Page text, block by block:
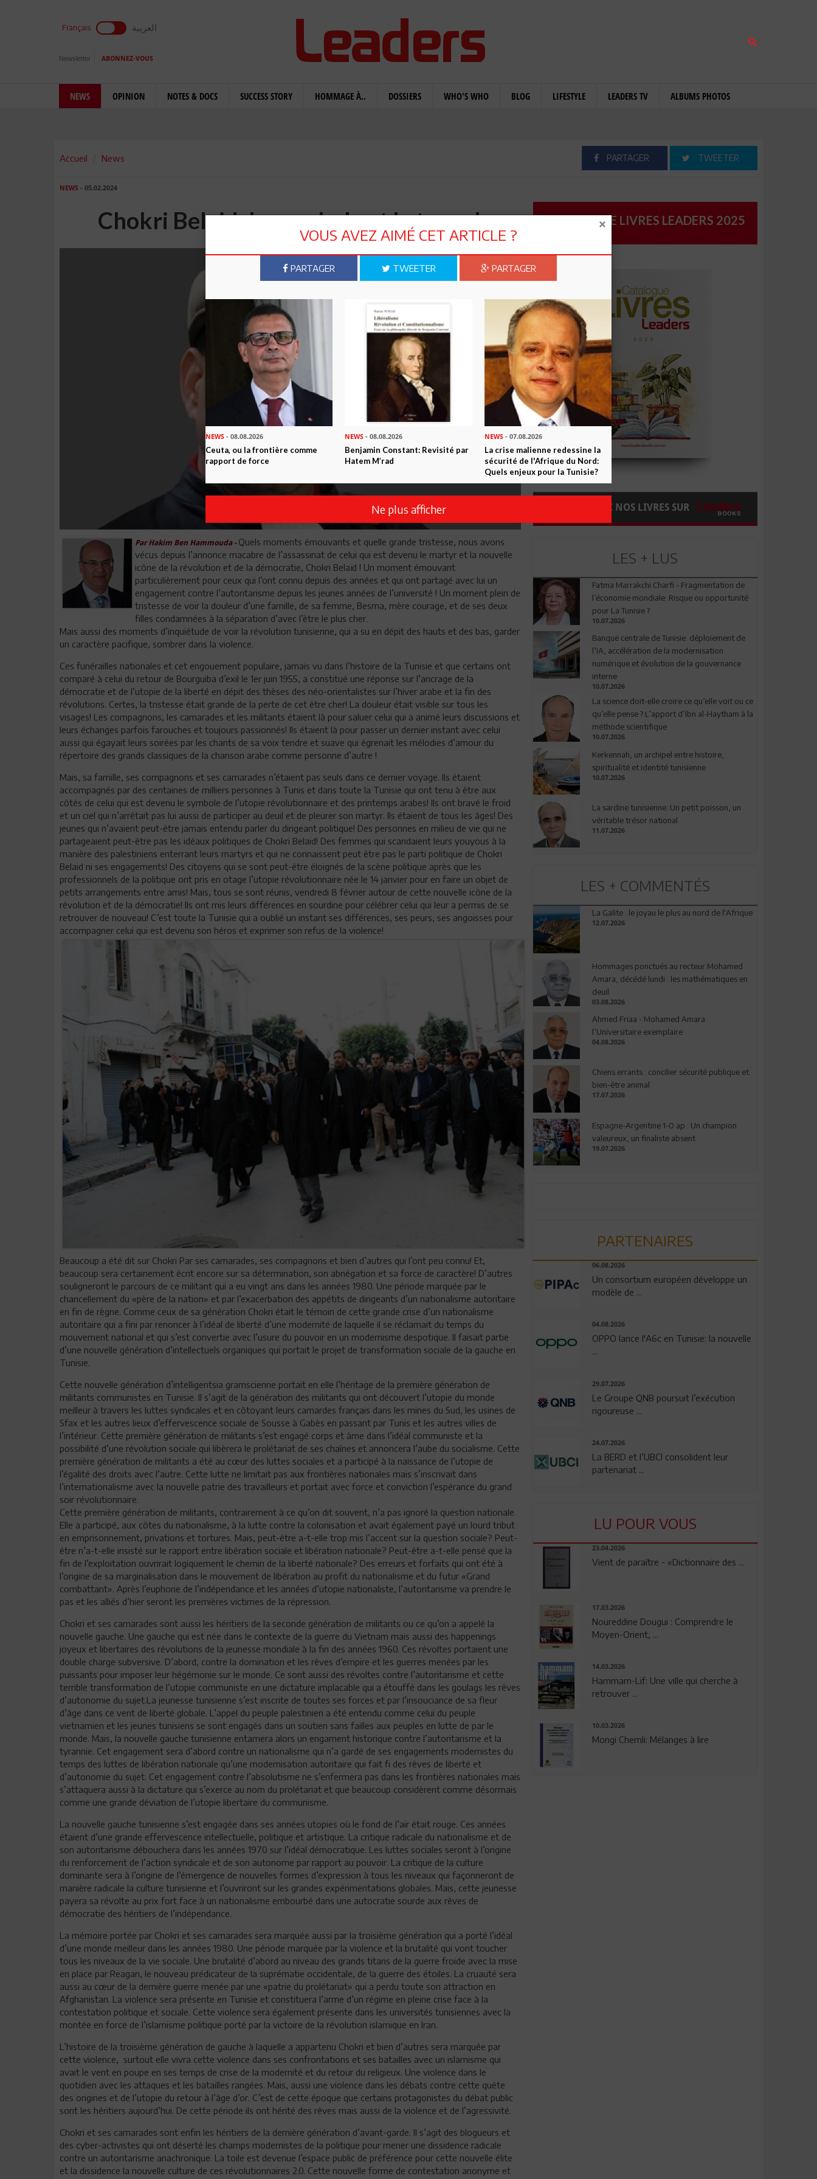
Français العربية
Newsletter ABONNEZ-VOUS
NEWS OPINION NOTES & DOCS SUCCESS STORY HOMMAGE À.. DOSSIERS WHO'S WHO BLOG LIFESTYLE LEADERS TV ALBUMS PHOTOS
Accueil News PARTAGER TWEETER
NEWS - 05.02.2024
Chokri Belaid: Le symbole et la trace !
Par Hakim Ben Hammouda - Quels moments émouvants et quelle grande tristesse, nous avons
vécus depuis l’annonce macabre de l’assassinat de celui qui est devenu le martyr et la nouvelle
icône de la révolution et de la démocratie, Chokri Belaïd ! Un moment émouvant
particulièrement pour ceux qui l’ont connu depuis des années et qui ont partagé avec lui un
engagement contre l’autoritarisme depuis les jeunes années de l’université ! Un moment plein de
tristesse de voir la douleur d’une famille, de sa femme, Besma, mère courage, et de ses deux
filles condamnées à la séparation d’avec l’être le plus cher.
Mais aussi des moments d’inquiétude de voir la révolution tunisienne, qui a su en dépit des hauts et des bas, garder
un caractère pacifique, sombrer dans la violence.
Ces funérailles nationales et cet engouement populaire, jamais vu dans l’histoire de la Tunisie et que certains ont
comparé à celui du retour de Bourguiba d’exil le 1er juin 1955, a constitué une réponse sur l’ancrage de la
démocratie et de l’utopie de la liberté en dépit des thèses des néo-orientalistes sur l’hiver arabe et la fin des
révolutions. Certes, la tristesse était grande de la perte de cet être cher! La douleur était visible sur tous les
visages! Les compagnons, les camarades et les militants étaient là pour saluer celui qui a animé leurs discussions et
leurs échanges parfois farouches et toujours passionnés! Ils étaient là pour passer un dernier instant avec celui
aussi qui égayait leurs soirées par les chants de sa voix tendre et suave qui égrenait les mélodies d’amour du
répertoire des grands classiques de la chanson arabe comme personne d’autre !
Mais, sa famille, ses compagnons et ses camarades n’étaient pas seuls dans ce dernier voyage. Ils étaient
accompagnés par des centaines de milliers personnes à Tunis et dans toute la Tunisie qui ont tenu à être aux
côtés de celui qui est devenu le symbole de l’utopie révolutionnaire et des printemps arabes! Ils ont bravé le froid
et un ciel qui n’arrêtait pas lui aussi de participer au deuil et de pleurer son martyr. Ils étaient de tous les âges! Des
jeunes qui n’avaient peut-être jamais entendu parler du dirigeant politique! Des personnes en milieu de vie qui ne
partageaient peut-être pas les idéaux politiques de Chokri Belaid! Des femmes qui scandaient leurs youyous à la
manière des palestiniens enterrant leurs martyrs et qui ne connaissent peut être pas le parti politique de Chokri
Belaid ni ses engagements! Des citoyens qui se sont peut-être éloignés de la scène politique après que les
professionnels de la politique ont pris en otage l’utopie révolutionnaire née le 14 janvier pour en faire un objet de
petits arrangements entre amis! Mais, tous se sont réunis, vendredi 8 février autour de cette nouvelle icône de la
révolution et de la démocratie! Ils ont mis leurs différences en sourdine pour célébrer celui qui leur a permis de se
retrouver de nouveau! C’est toute la Tunisie qui a oublié un instant ses différences, ses peurs, ses angoisses pour
accompagner celui qui est devenu son héros et exprimer son refus de la violence!
Beaucoup a été dit sur Chokri Par ses camarades, ses compagnons et bien d’autres qui l’ont peu connu! Et,
beaucoup sera certainement écrit encore sur sa détermination, son abnégation et sa force de caractère! D’autres
souligneront le parcours de ce militant qui a eu vingt ans dans les années 1980. Une période marquée par le
chancellement du «père de la nation» et par l’exacerbation des appétits de dirigeants d’un nationalisme autoritaire
en fin de règne. Comme ceux de sa génération Chokri était le témoin de cette grande crise d’un nationalisme
autoritaire qui a fini par renoncer à l’idéal de liberté d’une modernité de laquelle il se réclamait du temps du
mouvement national et qui s’est convertie avec l’usure du pouvoir en un modernisme despotique. Il faisait partie
d’une nouvelle génération d’intellectuels organiques qui portait le projet de transformation sociale de la gauche en
Tunisie.
Cette nouvelle génération d’intelligentsia gramscienne portait en elle l’héritage de la première génération de
militants communistes en Tunisie. Il s’agit de la génération des militants qui ont découvert l’utopie du monde
meilleur à travers les luttes syndicales et en côtoyant leurs camardes français dans les mines du Sud, les usines de
Sfax et les autres lieux d’effervescence sociale de Sousse à Gabès en passant par Tunis et les autres villes de
l’intérieur. Cette première génération de militants s’est engagé corps et âme dans l’idéal communiste et la
possibilité d’une révolution sociale qui libèrera le prolétariat de ses chaînes et annoncera l’aube du socialisme. Cette
première génération de militants a été au cœur des luttes sociales et a participé à la naissance de l’utopie de
l’égalité des droits avec l’autre. Cette lutte ne limitait pas aux frontières nationales mais s’inscrivait dans
l’internationalisme avec la nouvelle patrie des travailleurs et portait avec force et conviction l’espérance du grand
soir révolutionnaire.
Cette première génération de militants, contrairement à ce qu’on dit souvent, n’a pas ignoré la question nationale.
Elle a participé, aux côtes du nationalisme, à la lutte contre la colonisation et avait également payé un lourd tribut
en emprisonnement, privations et tortures. Mais, peut-être a-t-elle trop mis l’accent sur la question sociale? Peut-
être n’a-t-elle insisté sur le rapport entre libération sociale et libération nationale? Peut-être a-t-elle pensé que la
fin de l’exploitation ouvrirait logiquement le chemin de la liberté nationale? Des erreurs et forfaits qui ont été à
l’origine de sa marginalisation dans le mouvement de libération au profit du nationalisme et du futur «Grand
combattant». Après l’euphorie de l’indépendance et les années d’utopie nationaliste, l’autoritarisme va prendre le
pas et les alliés d’hier seront les premières victimes de la répression.
Chokri et ses camarades sont aussi les héritiers de la seconde génération de militants ou ce qu’on a appelé la
nouvelle gauche. Une gauche qui est née dans le contexte de la guerre du Vietnam mais aussi des happenings
joyeux et libertaires des révolutions de la jeunesse mondiale à la fin des années 1960. Ces révoltes portaient une
double charge subversive. D’abord, contre la domination et les rêves d’empire et les guerres menées par les
puissants pour imposer leur hégémonie sur le monde. Ce sont aussi des révoltes contre l’autoritarisme et cette
terrible transformation de l’utopie communiste en une dictature implacable qui a étouffé dans les goulags les rêves
d’autonomie du sujet.La jeunesse tunisienne s’est inscrite de toutes ses forces et par l’insouciance de sa fleur
d’âge dans ce vent de liberté globale. L’appel du peuple palestinien a été entendu comme celui du peuple
vietnamien et les jeunes tunisiens se sont engagés dans un soutien sans failles aux peuples en lutte de par le
monde. Mais, la nouvelle gauche tunisienne entamera alors un engament historique contre l’autoritarisme et la
tyrannie. Cet engagement sera d’abord contre un nationalisme qui n’a gardé de ses engagements modernistes du
temps des luttes de libération nationale qu’une modernisation autoritaire qui fait fi des rêves de liberté et
d’autonomie du sujet. Cet engagement contre l’absolutisme ne s’enfermera pas dans les frontières nationales mais
s’attaquera aussi à la dictature qui s’exerce au nom du prolétariat et que beaucoup considèrent comme désormais
comme une grande déviation de l’utopie libertaire du communisme.
La nouvelle gauche tunisienne s’est engagée dans ses années utopies où le fond de l’air était rouge. Ces années
étaient d’une grande effervescence intellectuelle, politique et artistique. La critique radicale du nationalisme et de
son autoritarisme débouchera dans les années 1970 sur l’idéal démocratique. Les luttes sociales seront à l’origine
du renforcement de l’action syndicale et de son autonome par rapport au pouvoir. La critique de la culture
dominante sera à l’origine de l’émergence de nouvelles formes d’expression à tous les niveaux qui façonneront de
manière radicale la culture tunisienne et l’ouvriront sur les grandes expérimentations globales. Mais, cette jeunesse
payera sa révolte au prix fort face à un nationalisme embourbé dans une autocratie sourde aux rêves de
démocratie des héritiers de l’indépendance.
La mémoire portée par Chokri et ses camarades sera marquée aussi par la troisième génération qui a porté l’idéal
d’une monde meilleur dans les années 1980. Une période marquée par la violence et la brutalité qui vont toucher
tous les niveaux de la vie sociale. Une brutalité d’abord au niveau des grands titans de la guerre froide avec la mise
en place par Reagan, le nouveau prédicateur de la suprématie occidentale, de la guerre des étoiles. La cruauté sera
aussi au cœur de la dernière guerre menée par une «patrie du prolétariat» qui a perdu toute son attraction en
Afghanistan. La violence sera présente en Tunisie et constituera l’arme d’un régime en pleine crise face à la
contestation politique et sociale. Cette violence sera également présente dans les universités tunisiennes avec la
montée en force de l’islamisme politique porté par la victoire de la révolution islamique en Iran.
L’histoire de la troisième génération de gauche à laquelle a appartenu Chokri et bien d’autres sera marquée par
cette violence, surtout elle vivra cette violence dans ses confrontations et ses batailles avec un islamisme qui
avait le vent en poupe en ses temps de crise de la modernité et du retour du religieux. Une violence dans le
quotidien avec les attaques et les batailles rangées. Mais, aussi une violence dans les débats contre cette quête
des origines et de l’utopie du retour à l’âge d’or. C’est de cette époque que certains protagonistes du débat public
sont les héritiers aujourd’hui. De cette période ils ont hérité des rêves mais aussi de la violence et de l’agressivité.
Chokri et ses camarades sont enfin les héritiers de la dernière génération d’avant-garde. Il s’agit des blogueurs et
des cyber-activistes qui ont déserté les champs modernistes de la politique pour mener une dissidence radicale
contre un autoritarisme anachronique. La toile est devenue l’espace public de préférence pour cette nouvelle élite
et la dissidence la nouvelle culture de ces révolutionnaires 2.0. Cette nouvelle forme de contestation anonyme et
CATALOGUE LIVRES LEADERS 2025
COMMANDEZ NOS LIVRES SUR
LES + LUS
Fatma Marrakchi Charfi - Fragmentation de
l’économie mondiale: Risque ou opportunité
pour La Tunisie ?
10.07.2026
Banque centrale de Tunisie: déploiement de
l’IA, accélération de la modernisation
numérique et évolution de la gouvernance
interne
10.07.2026
La science doit-elle croire ce qu’elle voit ou ce
qu’elle pense ? L’apport d’Ibn al-Haytham à la
méthode scientifique
10.07.2026
Kerkennah, un archipel entre histoire,
spiritualité et identité tunisienne
10.07.2026
La sardine tunisienne: Un petit poisson, un
véritable trésor national
11.07.2026
LES + COMMENTÉS
La Galite : le joyau le plus au nord de l'Afrique
12.07.2026
Hommages ponctués au recteur Mohamed
Amara, décédé lundi : les mathématiques en
deuil
03.08.2026
Ahmed Friaa - Mohamed Amara:
l’Universitaire exemplaire
04.08.2026
Chiens errants : concilier sécurité publique et
bien-être animal
17.07.2026
Espagne-Argentine 1-0 ap : Un champion
valeureux, un finaliste absent
19.07.2026
PARTENAIRES
06.08.2026
Un consortium européen développe un
modèle de ...
04.08.2026
OPPO lance l'A6c en Tunisie: la nouvelle
...
29.07.2026
Le Groupe QNB poursuit l’exécution
rigoureuse ...
24.07.2026
La BERD et l’UBCI consolident leur
partenariat ...
LU POUR VOUS
23.04.2026
Vient de paraître - «Dictionnaire des ...
17.03.2026
Noureddine Dougui : Comprendre le
Moyen-Orient, ...
14.03.2026
Hammam-Lif: Une ville qui cherche à
retrouver ...
10.03.2026
Mongi Chemli: Mélanges à lire
VOUS AVEZ AIMÉ CET ARTICLE ?
PARTAGER TWEETER PARTAGER
NEWS - 08.08.2026
Ceuta, ou la frontière comme
rapport de force
NEWS - 08.08.2026
Benjamin Constant: Revisité par
Hatem M’rad
NEWS- 07.08.2026
La crise malienne redessine la
sécurité de l'Afrique du Nord:
Quels enjeux pour la Tunisie?
Ne plus afficher